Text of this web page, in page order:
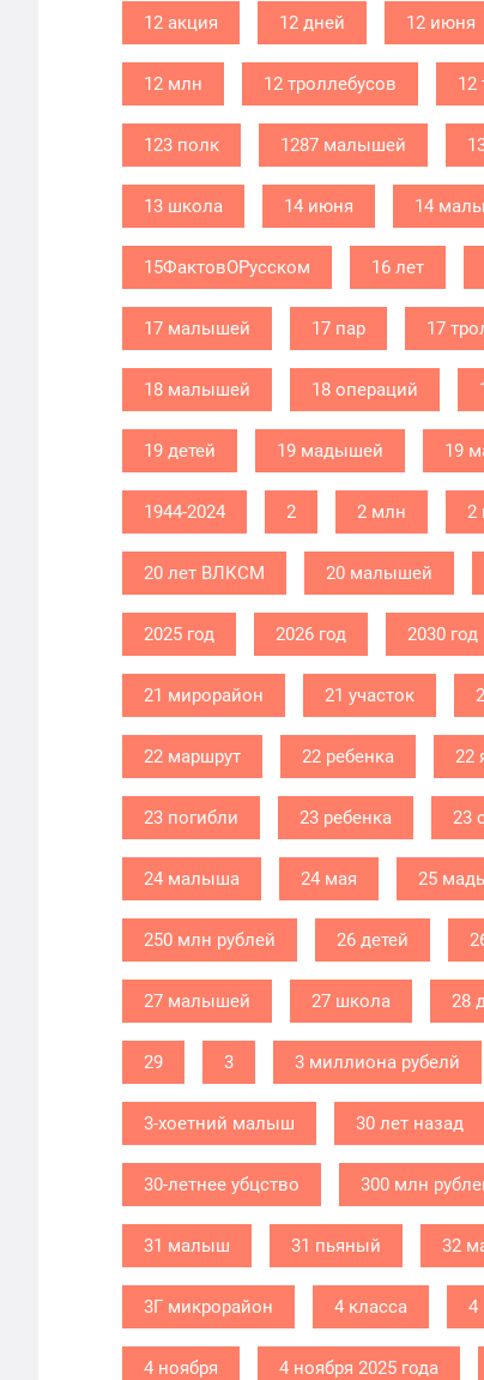
12 акция 12 дней 12 июня
12 млн 12 троллебусов 12
123 полк 1287 малышей
13 школа 14 июня 14
15ФактовОРусском 16 лет
17 малышей 17 пар 17
18 малышей 18 операций
19 детей 19 мадышей 19
1944-2024 2 2 млн 2
20 лет ВЛКСМ 20 малышей
2025 год 2026 год 2030 год
21 мирорайон 21 участок
22 маршрут 22 ребенка 22
23 погибли 23 ребенка 23
24 малыша 24 мая 25
250 млн рублей 26 детей
27 малышей 27 школа 28
29 3 3 миллиона рубелй
3-хоетний малыш 30 лет назад
30-летнее убцство 300 млн
31 малыш 31 пьяный 32
3Г микрорайон 4 класса 4
4 ноября 4 ноября 2025 года